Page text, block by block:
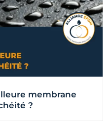
membrane
?